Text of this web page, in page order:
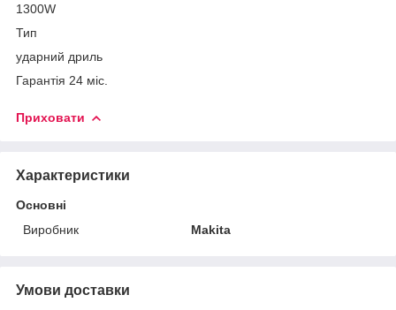
1300W
Тип
ударний дриль
Гарантія 24 міс.
Приховати
Характеристики
Основні
Виробник
Makita
Умови доставки